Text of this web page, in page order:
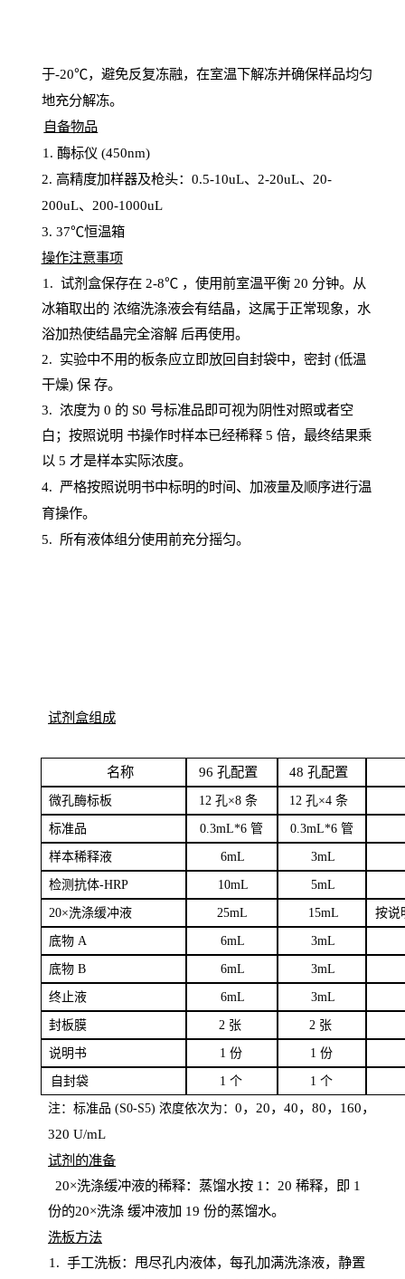
于-20℃，避免反复冻融，在室温下解冻并确保样品均匀
地充分解冻。
自备物品
1 . 酶标仪 (450nm)
2. 高精度加样器及枪头： 0.5-10uL、 2-20uL、 20-
200uL、 200-1000uL
3. 37℃恒温箱
操作注意事项
1. 试剂盒保存在 2-8℃ ，使用前室温平衡 20 分钟。从
冰箱取出的 浓缩洗涤液会有结晶，这属于正常现象，水
浴加热使结晶完全溶解 后再使用。
2. 实验中不用的板条应立即放回自封袋中，密封(低温
干燥) 保 存。
3. 浓度为 0 的 S0 号标准品即可视为阴性对照或者空
白；按照说明 书操作时样本已经稀释5 倍，最终结果乘
以 5 才是样本实际浓度。
4. 严格按照说明书中标明的时间、加液量及顺序进行温
育操作。
5. 所有液体组分使用前充分摇匀。
试剂盒组成
名称 96 孔配置 48 孔配置
微孔酶标板 12 孔×8 条 12 孔×4 条
标准品 0.3mL*6 管 0.3mL*6 管
样本稀释液 6mL 3mL
检测抗体-HRP 10mL 5mL
20×洗涤缓冲液 25mL 15mL 按说
底物A 6mL 3mL
底物B 6mL 3mL
终止液 6mL 3mL
封板膜 2 张 2 张
说明书 1 份 1 份
自封袋 1 个 1 个
注：标准品 (S0-S5) 浓度依次为： 0，20，40，80，160，
320 U/mL
试剂的准备
20×洗涤缓冲液的稀释：蒸馏水按 1：20 稀释，即 1
份的20×洗涤 缓冲液加 19 份的蒸馏水。
洗板方法
1. 手工洗板：甩尽孔内液体，每孔加满洗涤液，静置